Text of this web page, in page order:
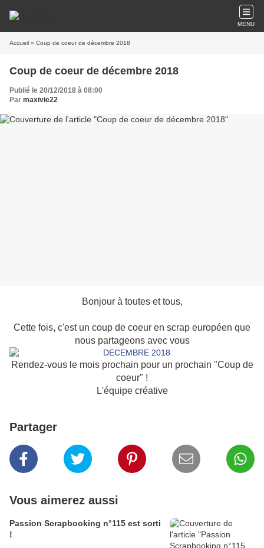
MENU
Accueil » Coup de coeur de décembre 2018
Coup de coeur de décembre 2018
Publié le 20/12/2018 à 08:00
Par maxivie22
Bonjour à toutes et tous,
Cette fois, c'est un coup de coeur en scrap européen que
nous partageons avec vous
Rendez-vous le mois prochain pour un prochain "Coup de
coeur" !
L'équipe créative
Partager
Vous aimerez aussi
Passion Scrapbooking n°115 est sorti
!